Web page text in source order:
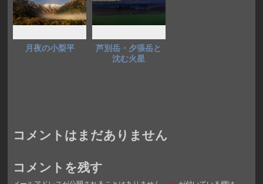
月夜の小梨平
芦別岳・夕張岳と
沈む火星
コメントはまだありません
コメントを残す